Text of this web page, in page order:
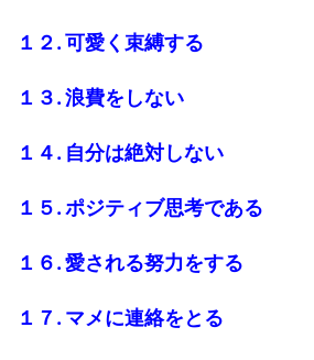
１２. 可愛く束縛する
１３. 浪費をしない
１４. 自分は絶対しない
１５. ポジティブ思考である
１６. 愛される努力をする
１７. マメに連絡をとる